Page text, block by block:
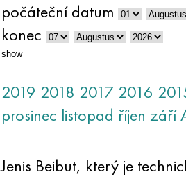
počáteční datum
konec
show
2019 2018 2017 2016
prosinec listopad říjen září
Jenis Beibut, který je